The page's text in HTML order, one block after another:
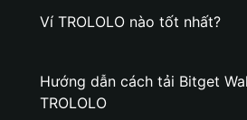
Ví TROLOLO nào tốt nhất?
Hướng dẫn cách tải Bitget
TROLOLO